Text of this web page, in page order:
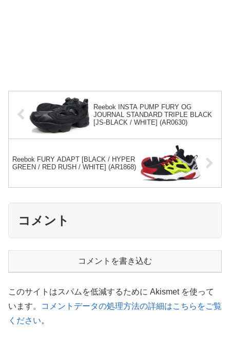
Reebok INSTA PUMP FURY OG
JOURNAL STANDARD TRIPLE BLACK
[JS-BLACK / WHITE] (AR0630)
Reebok FURY ADAPT [BLACK / HYPER
GREEN / RED RUSH / WHITE] (AR1868)
コメント
コメントを書き込む
このサイトはスパムを低減するために Akismet を使って
います。
コメントデータの処理方法の詳細はこちらをご覧
ください。